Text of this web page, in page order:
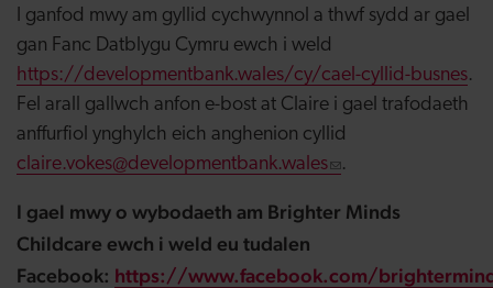
I ganfod mwy am gyllid cychwynnol a thwf sydd ar gael
gan Fanc Datblygu Cymru ewch i weld
https://developmentbank.wales/cy/cael-cyllid-busnes.
Fel arall gallwch anfon e-bost at Claire i gael trafodaeth
anffurfiol ynghylch eich anghenion cyllid
claire.vokes@developmentbank.wales .
I gael mwy o wybodaeth am Brighter Minds
Childcare ewch i weld eu tudalen
Facebook: https://www.facebook.com/